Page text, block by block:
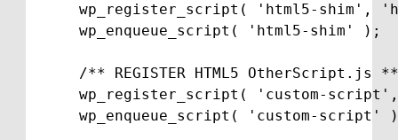
wp_register_script( 'html5-shim',
    wp_enqueue_script( 'html5-shim' );
/** REGISTER HTML5 OtherScript.js
wp_register_script( 'custom-
wp_enqueue_script( 'custom-script'